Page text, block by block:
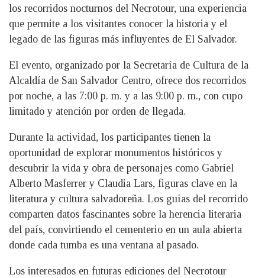
los recorridos nocturnos del Necrotour, una experiencia
que permite a los visitantes conocer la historia y el
legado de las figuras más influyentes de El Salvador.
El evento, organizado por la Secretaría de Cultura de la
Alcaldía de San Salvador Centro, ofrece dos recorridos
por noche, a las 7:00 p. m. y a las 9:00 p. m., con cupo
limitado y atención por orden de llegada.
Durante la actividad, los participantes tienen la
oportunidad de explorar monumentos históricos y
descubrir la vida y obra de personajes como Gabriel
Alberto Masferrer y Claudia Lars, figuras clave en la
literatura y cultura salvadoreña. Los guías del recorrido
comparten datos fascinantes sobre la herencia literaria
del país, convirtiendo el cementerio en un aula abierta
donde cada tumba es una ventana al pasado.
Los interesados en futuras ediciones del Necrotour